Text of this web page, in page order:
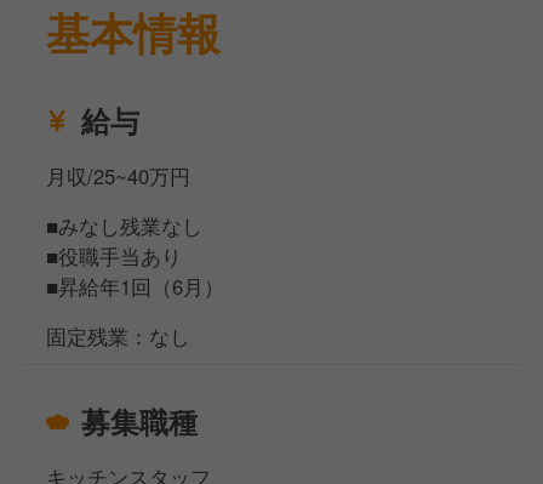
基本情報
給与
月収/25~40万円
■みなし残業なし
■役職手当あり
■昇給年1回（6月）
固定残業：なし
募集職種
キッチンスタッフ